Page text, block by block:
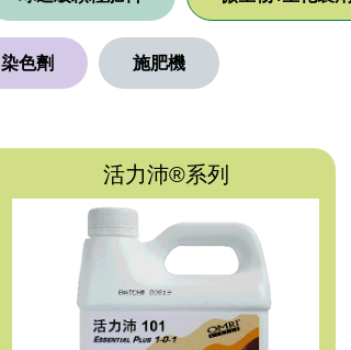
染色劑 施肥機
活力沛®系列